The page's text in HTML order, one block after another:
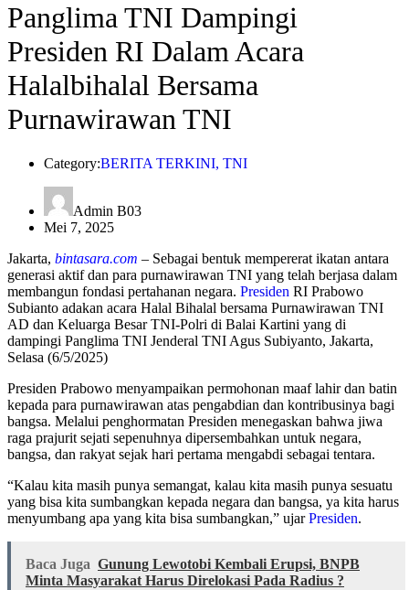
Panglima TNI Dampingi
Presiden RI Dalam Acara
Halalbihalal Bersama
Purnawirawan TNI
Category:BERITA TERKINI, TNI
Admin B03
Mei 7, 2025
Jakarta, bintasara.com – Sebagai bentuk mempererat ikatan antara
generasi aktif dan para purnawirawan TNI yang telah berjasa dalam
membangun fondasi pertahanan negara. Presiden RI Prabowo
Subianto adakan acara Halal Bihalal bersama Purnawirawan TNI
AD dan Keluarga Besar TNI-Polri di Balai Kartini yang di
dampingi Panglima TNI Jenderal TNI Agus Subiyanto, Jakarta,
Selasa (6/5/2025)
Presiden Prabowo menyampaikan permohonan maaf lahir dan batin
kepada para purnawirawan atas pengabdian dan kontribusinya bagi
bangsa. Melalui penghormatan Presiden menegaskan bahwa jiwa
raga prajurit sejati sepenuhnya dipersembahkan untuk negara,
bangsa, dan rakyat sejak hari pertama mengabdi sebagai tentara.
“Kalau kita masih punya semangat, kalau kita masih punya sesuatu
yang bisa kita sumbangkan kepada negara dan bangsa, ya kita harus
menyumbang apa yang kita bisa sumbangkan,” ujarPresiden.
Baca Juga Gunung Lewotobi Kembali Erupsi, BNPB
Minta Masyarakat Harus Direlokasi Pada Radius ?